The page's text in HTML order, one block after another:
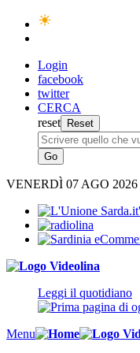
Login
facebook
twitter
CERCA
reset
VENERDÌ 07 AGO 2026
Leggi il quotidiano
Menu